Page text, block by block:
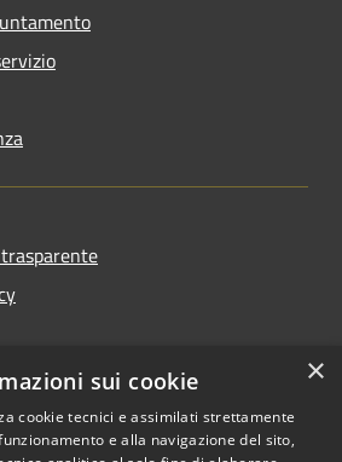
×
sui cookie
cookie tecnici e assimilati strettamente
e alla navigazione del sito,